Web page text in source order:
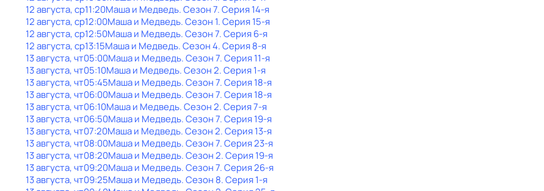
12 августа, ср11:20Маша и Медведь. Сезон 7. Серия 14-я
12 августа, ср12:00Маша и Медведь. Сезон 1. Серия 15-я
12 августа, ср12:50Маша и Медведь. Сезон 7. Серия 6-я
12 августа, ср13:15Маша и Медведь. Сезон 4. Серия 8-я
13 августа, чт05:00Маша и Медведь. Сезон 7. Серия 11-я
13 августа, чт05:10Маша и Медведь. Сезон 2. Серия 1-я
13 августа, чт05:45Маша и Медведь. Сезон 7. Серия 18-я
13 августа, чт06:00Маша и Медведь. Сезон 7. Серия 18-я
13 августа, чт06:10Маша и Медведь. Сезон 2. Серия 7-я
13 августа, чт06:50Маша и Медведь. Сезон 7. Серия 19-я
13 августа, чт07:20Маша и Медведь. Сезон 2. Серия 13-я
13 августа, чт08:00Маша и Медведь. Сезон 7. Серия 23-я
13 августа, чт08:20Маша и Медведь. Сезон 2. Серия 19-я
13 августа, чт09:20Маша и Медведь. Сезон 7. Серия 26-я
13 августа, чт09:25Маша и Медведь. Сезон 8. Серия 1-я